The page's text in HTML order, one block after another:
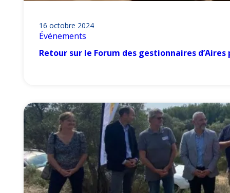
16 octobre 2024
Événements
Retour sur le Forum des gestionnaires d’Aires